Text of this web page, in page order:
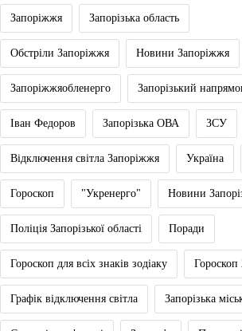
Запоріжжя Запорізька область
Обстріли Запоріжжя Новини Запоріжжя
Запоріжжяобленерго Запорізький
Іван Федоров Запорізька ОВА ЗСУ
Відключення світла Запоріжжя Україна
Гороскоп "Укренерго" Новини
Поліція Запорізької області Поради
Гороскоп для всіх знаків зодіаку Гороскоп
Графік відключення світла Запорізька